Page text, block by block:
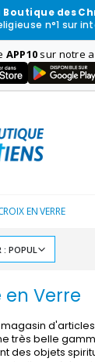
Boutique des
n°1 sur
APP10 sur notre
EN VERRE
en Verre
très belle
des objets